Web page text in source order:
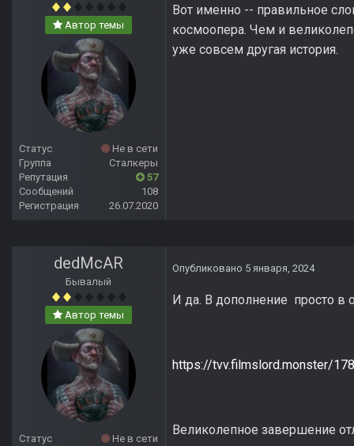
Автор темы
Статус
Не в сети
Группа
Сталкеры
Репутация
57
Сообщений
108
Регистрация
26.07.2020
Вот именно -- правильное
космоопера. Чем и
уже совсем другая история.
dedMcAR
Бывалый
Автор темы
Статус
Не в сети
Опубликовано 5 января, 2024
И да. В дополнение просто в
https://tvv.filmslord.monster/
Великолепное завершение